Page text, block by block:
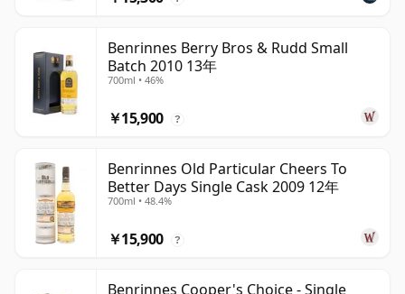
Benrinnes Berry Bros & Rudd Small
Batch 2010 13年
700ml • 46%
￥15,900 ?
Benrinnes Old Particular Cheers To
Better Days Single Cask 2009 12年
700ml • 48.4%
￥15,900 ?
Benrinnes Cooper's Choice - Single